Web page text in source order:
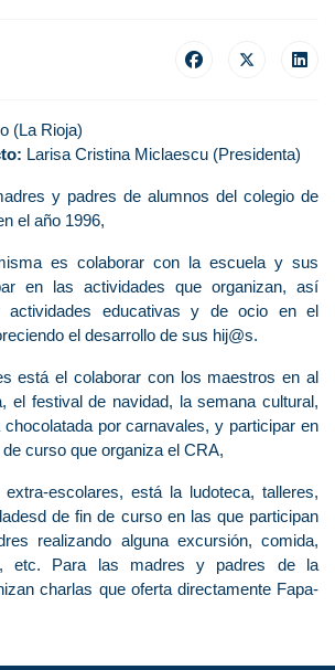
(La Rioja)
Larisa Cristina Miclaescu (Presidenta)
y padres de alumnos del colegio de
el año 1996,
es colaborar con la escuela y sus
en las actividades que organizan, así
actividades educativas y de ocio en el
el desarrollo de sus hij@s.
está el colaborar con los maestros en al
el festival de navidad, la semana cultural,
chocolatada por carnavales, y participar en
curso que organiza el CRA,
escolares, está la ludoteca, talleres,
de fin de curso en las que participan
realizando alguna excursión, comida,
etc. Para las madres y padres de la
charlas que oferta directamente Fapa-